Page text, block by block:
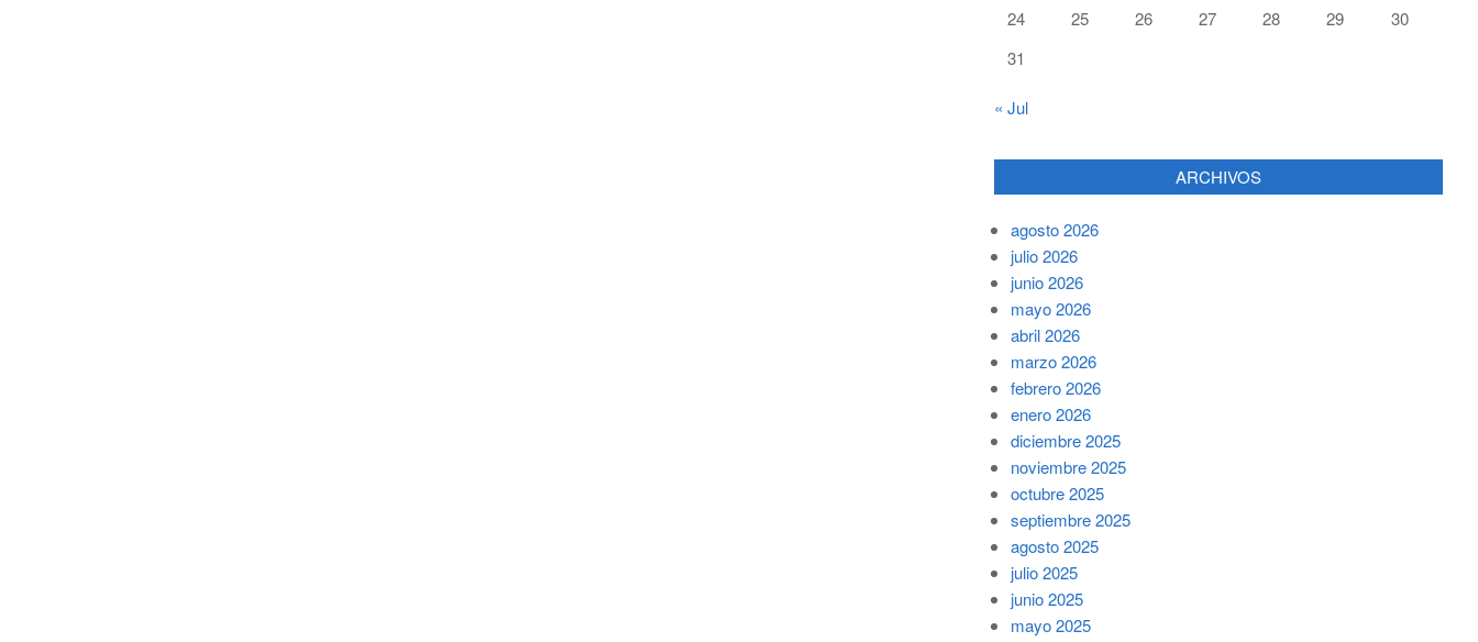
24
25 26 27 28 29
30
31
« Jul
ARCHIVOS
agosto 2026
julio 2026
junio 2026
mayo 2026
abril 2026
marzo 2026
febrero 2026
enero 2026
diciembre 2025
noviembre 2025
octubre 2025
septiembre 2025
agosto 2025
julio 2025
junio 2025
mayo 2025